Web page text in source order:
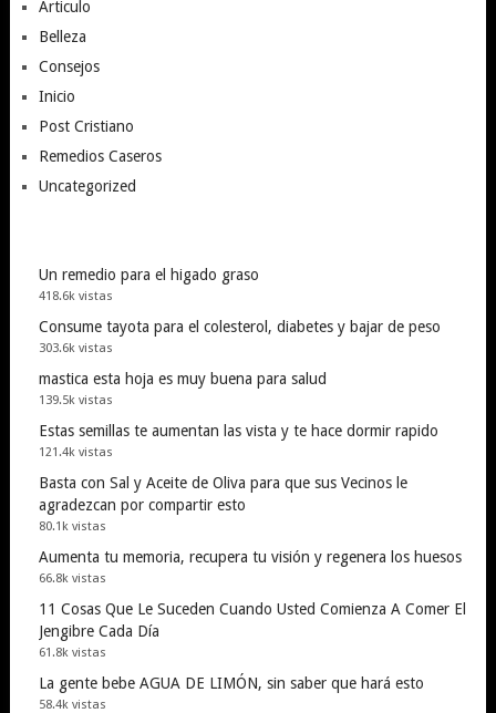
Articulo
Belleza
Consejos
Inicio
Post Cristiano
Remedios Caseros
Uncategorized
Un remedio para el higado graso
418.6k vistas
Consume tayota para el colesterol, diabetes y bajar de peso
303.6k vistas
mastica esta hoja es muy buena para salud
139.5k vistas
Estas semillas te aumentan las vista y te hace dormir rapido
121.4k vistas
Basta con Sal y Aceite de Oliva para que sus Vecinos le
agradezcan por compartir esto
80.1k vistas
Aumenta tu memoria, recupera tu visión y regenera los huesos
66.8k vistas
11 Cosas Que Le Suceden Cuando Usted Comienza A Comer El
Jengibre Cada Día
61.8k vistas
La gente bebe AGUA DE LIMÓN, sin saber que hará esto
58.4k vistas